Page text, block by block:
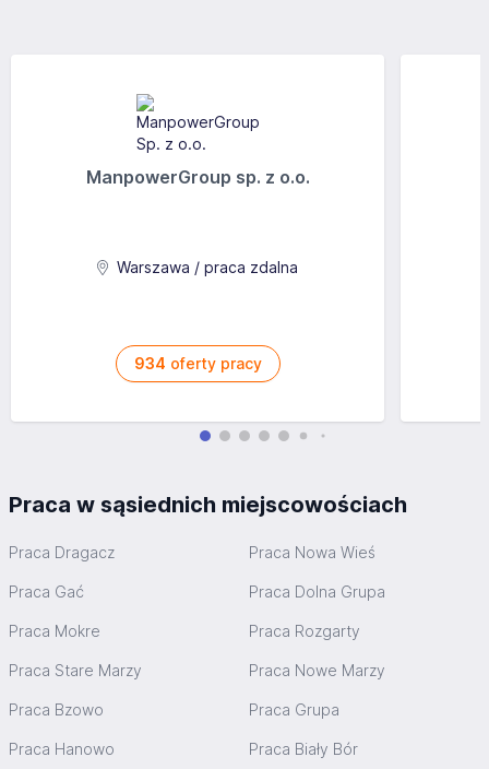
ManpowerGroup sp. z o.o.
Warszawa / praca zdalna
934 oferty pracy
Praca w sąsiednich miejscowościach
Praca Dragacz Praca Nowa Wieś
Praca Gać Praca Dolna Grupa
Praca Mokre Praca Rozgarty
Praca Stare Marzy Praca Nowe Marzy
Praca Bzowo Praca Grupa
Praca Hanowo Praca Biały Bór